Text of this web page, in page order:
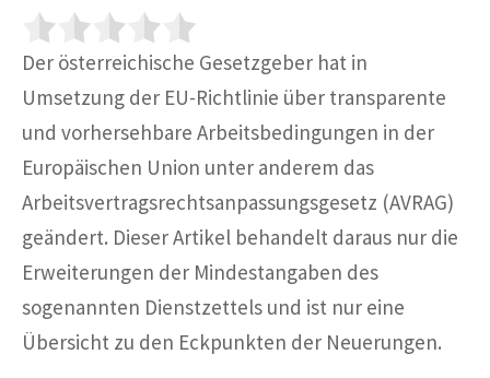
Der österreichische Gesetzgeber hat in
Umsetzung der EU-Richtlinie über transparente
und vorhersehbare Arbeitsbedingungen in der
Europäischen Union unter anderem das
Arbeitsvertragsrechtsanpassungsgesetz (AVRAG)
geändert. Dieser Artikel behandelt daraus nur die
Erweiterungen der Mindestangaben des
sogenannten Dienstzettels und ist nur eine
Übersicht zu den Eckpunkten der Neuerungen.